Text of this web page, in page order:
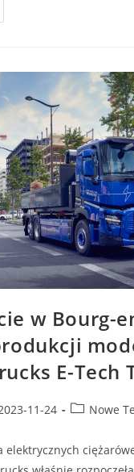
w Bourg-
E-Tech
11-24
PostNowe
elektrycznych